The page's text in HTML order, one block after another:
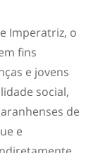
Imperatriz, o
fins
e jovens
social,
de
e